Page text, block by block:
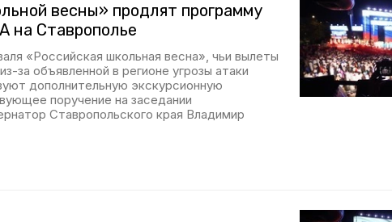
весны» продлят программу
на Ставрополье
«Российская школьная весна», чьи вылеты
за объявленной в регионе угрозы атаки
дополнительную экскурсионную
поручение на заседании
Ставропольского края Владимир